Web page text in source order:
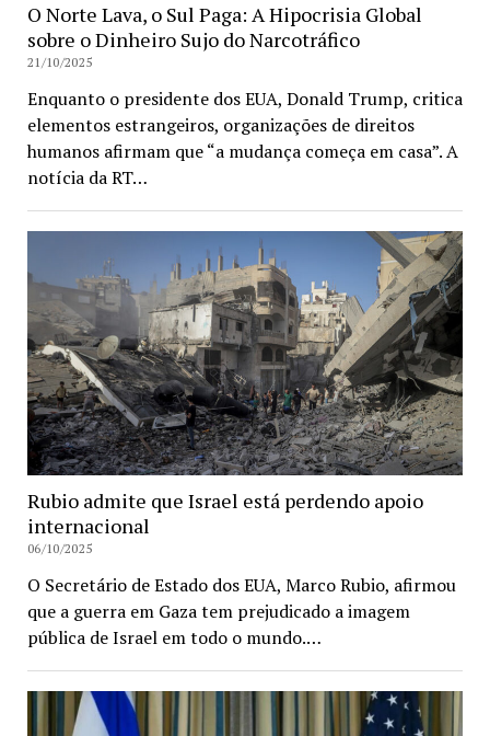
O Norte Lava, o Sul Paga: A Hipocrisia Global
sobre o Dinheiro Sujo do Narcotráfico
21/10/2025
Enquanto o presidente dos EUA, Donald Trump, critica
elementos estrangeiros, organizações de direitos
humanos afirmam que “a mudança começa em casa”. A
notícia da RT…
Rubio admite que Israel está perdendo apoio
internacional
06/10/2025
O Secretário de Estado dos EUA, Marco Rubio, afirmou
que a guerra em Gaza tem prejudicado a imagem
pública de Israel em todo o mundo.…